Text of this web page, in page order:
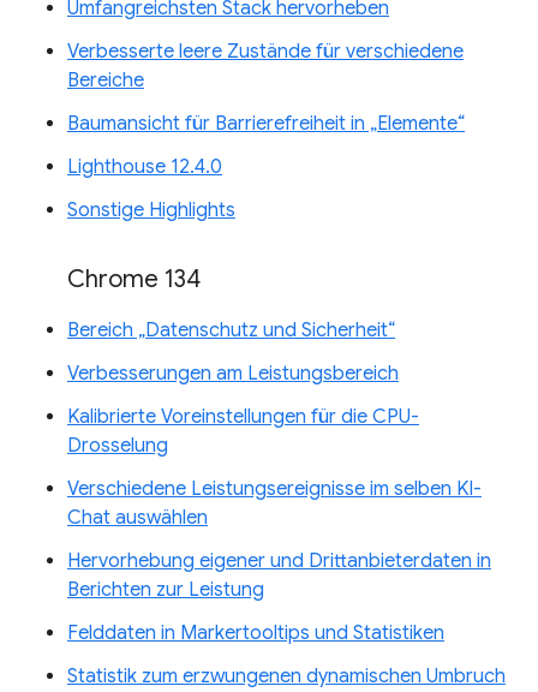
Umfangreichsten Stack hervorheben
Verbesserte leere Zustände für verschiedene
Bereiche
Baumansicht für Barrierefreiheit in „Elemente“
Lighthouse 12.4.0
Sonstige Highlights
Chrome 134
Bereich „Datenschutz und Sicherheit“
Verbesserungen am Leistungsbereich
Kalibrierte Voreinstellungen für die CPU-
Drosselung
Verschiedene Leistungsereignisse im selben KI-
Chat auswählen
Hervorhebung eigener und Drittanbieterdaten in
Berichten zur Leistung
Felddaten in Markertooltips und Statistiken
Statistik zum erzwungenen dynamischen Umbruch